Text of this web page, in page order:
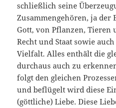
schließlich seine
Zusammengehören, ja
Gott, von Pflanzen, Tieren
Recht und Staat sowie
Vielfalt. Alles enthält die
durchaus auch zu
folgt den gleichen
und beflügelt wird diese
(göttliche) Liebe. Diese